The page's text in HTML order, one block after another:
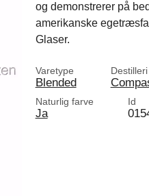
og demonstrerer på
amerikanske
Glaser.
Varetype
Blended
Naturlig farve
Ja
Id